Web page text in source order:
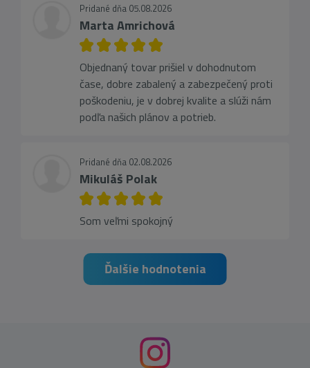
Pridané dňa 05.08.2026
Marta Amrichová
Objednaný tovar prišiel v dohodnutom
čase, dobre zabalený a zabezpečený proti
poškodeniu, je v dobrej kvalite a slúži nám
podľa našich plánov a potrieb.
Pridané dňa 02.08.2026
Mikuláš Polak
Som veľmi spokojný
Ďalšie hodnotenia